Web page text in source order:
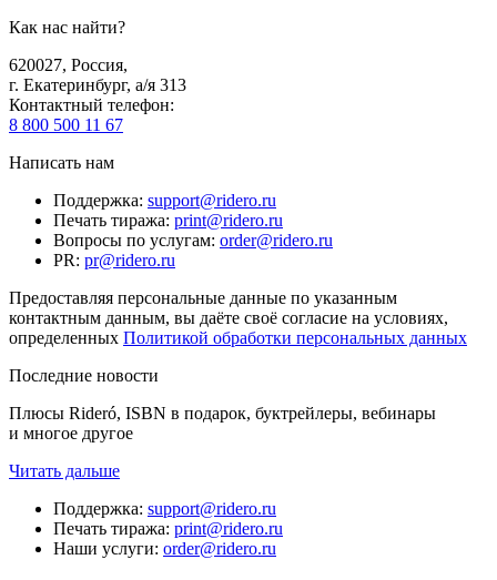
Как нас найти?
620027, Россия,
г. Екатеринбург, а/я 313
Контактный телефон:
8 800 500 11 67
Написать нам
Поддержка: support@ridero.ru
Печать тиража: print@ridero.ru
Вопросы по услугам: order@ridero.ru
PR: pr@ridero.ru
Предоставляя персональные данные по указанным
контактным данным, вы даёте своё согласие на условиях,
определенных Политикой обработки персональных данных
Последние новости
Плюсы Rideró, ISBN в подарок, буктрейлеры, вебинары
и многое другое
Читать дальше
Поддержка: support@ridero.ru
Печать тиража: print@ridero.ru
Наши услуги: order@ridero.ru